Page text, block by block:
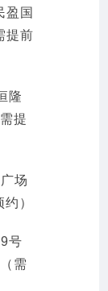
盈国
提前
隆
提
场
）
号
需